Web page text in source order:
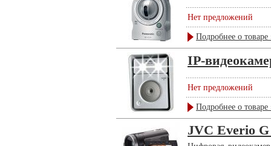
Нет предложений
Подробнее о товаре
IP-
Нет предложений
Подробнее о товаре
JVC Everio